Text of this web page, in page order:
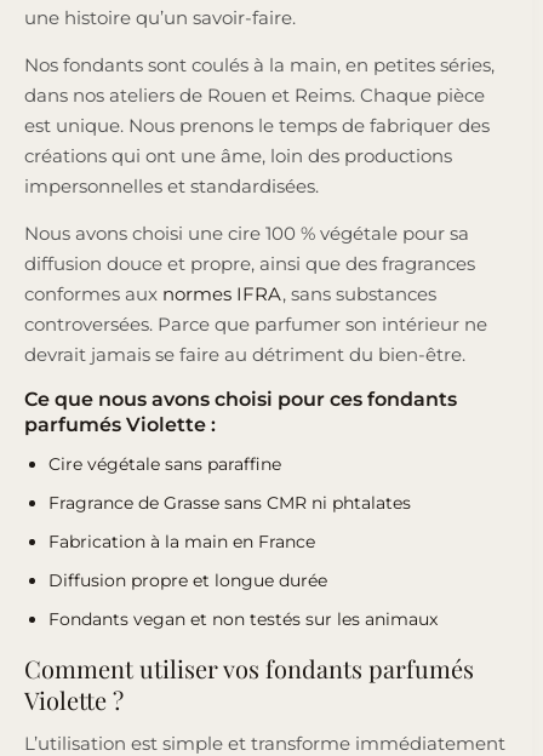
une histoire qu’un savoir-faire.
Nos fondants sont coulés à la main, en petites séries,
dans nos ateliers de Rouen et Reims. Chaque pièce
est unique. Nous prenons le temps de fabriquer des
créations qui ont une âme, loin des productions
impersonnelles et standardisées.
Nous avons choisi une cire 100 % végétale pour sa
diffusion douce et propre, ainsi que des fragrances
conformes aux normes IFRA, sans substances
controversées. Parce que parfumer son intérieur ne
devrait jamais se faire au détriment du bien-être.
Ce que nous avons choisi pour ces fondants
parfumés Violette :
Cire végétale sans paraffine
Fragrance de Grasse sans CMR ni phtalates
Fabrication à la main en France
Diffusion propre et longue durée
Fondants vegan et non testés sur les animaux
Comment utiliser vos fondants parfumés
Violette ?
L’utilisation est simple et transforme immédiatement